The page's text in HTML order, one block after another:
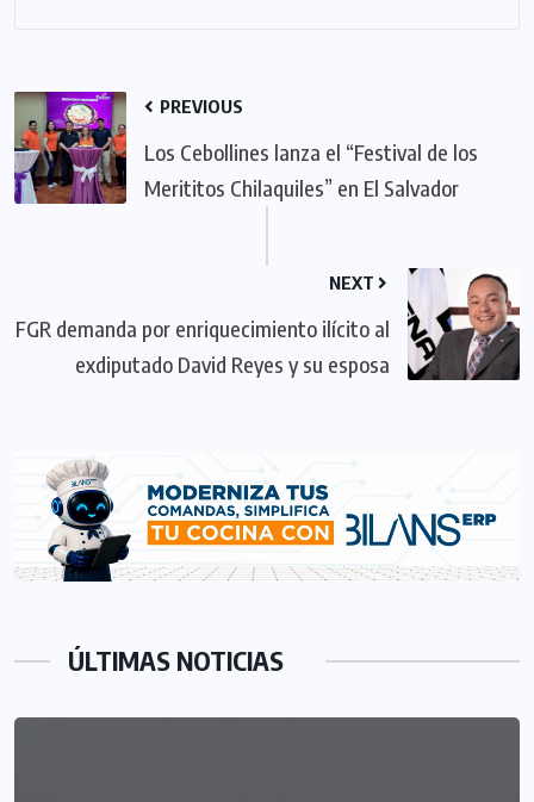
PREVIOUS
Los Cebollines lanza el “Festival de los
Merititos Chilaquiles” en El Salvador
NEXT
FGR demanda por enriquecimiento ilícito al
exdiputado David Reyes y su esposa
ÚLTIMAS NOTICIAS